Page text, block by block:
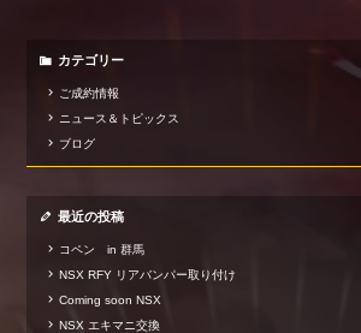
カテゴリー
ご成約情報
ニュース＆トピックス
ブログ
最近の投稿
コペン in 群馬
NSX RFY リアバンパー取り付け
Coming soon NSX
NSX エキマニ交換